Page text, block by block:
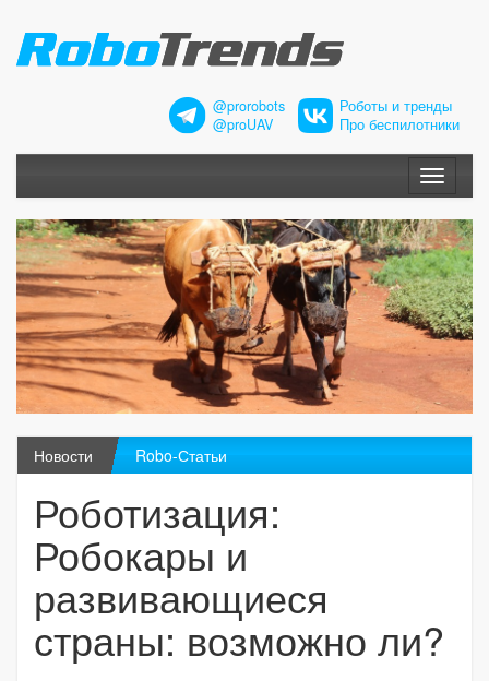
@prorobots
@proUAV
Роботы и тренды
Про беспилотники
Меню
Новости Robo-Статьи
Роботизация:
Робокары и
развивающиеся
страны: возможно ли?